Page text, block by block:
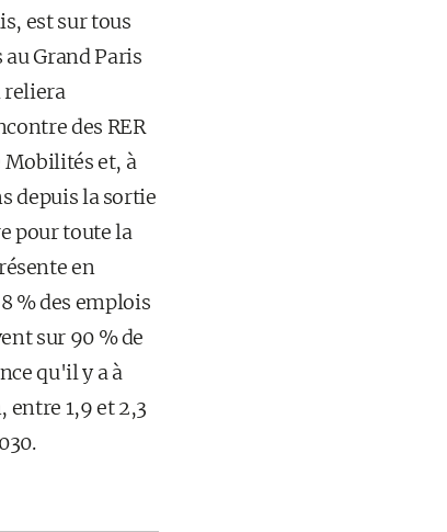
est sur tous
Grand Paris
reliera
des RER
Mobilités et, à
depuis la sortie
pour toute la
en
% des emplois
sur 90 % de
qu'il y a à
1,9 et 2,3